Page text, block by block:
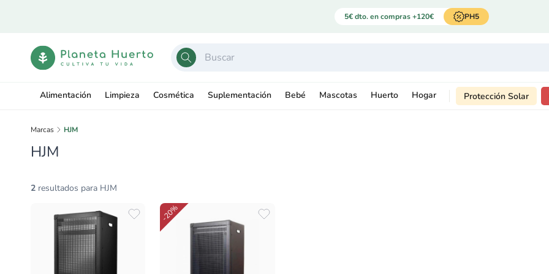
5€ dto. en compras +120€ PH5
Alimentación Limpieza Cosmética Suplementación Bebé Mascotas Huerto Hogar Protección Solar
Marcas HJM
HJM
2 resultados para HJM
-20%